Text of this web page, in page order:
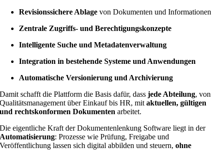
Revisionssichere Ablage von Dokumenten und Informationen
Zentrale Zugriffs- und Berechtigungskonzepte
Intelligente Suche und Metadatenverwaltung
Integration in bestehende Systeme und Anwendungen
Automatische Versionierung und Archivierung
Damit schafft die Plattform die Basis dafür, dassjede Abteilung, von
Qualitätsmanagement über Einkauf bis HR, mitaktuellen, gültigen
und rechtskonformen Dokumenten arbeitet.
Die eigentliche Kraft der Dokumentenlenkung Software liegt in der
Automatisierung: Prozesse wie Prüfung, Freigabe und
Veröffentlichung lassen sich digital abbilden und steuern,ohne